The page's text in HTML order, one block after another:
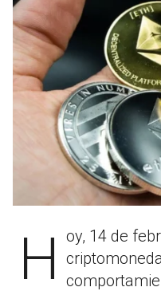
Hoy, 14 de